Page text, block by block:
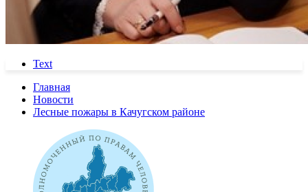
Text
Главная
Новости
Лесные пожары в Качугском районе